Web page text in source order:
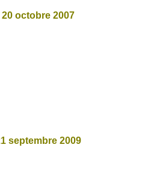
octobre 2007
septembre 2009